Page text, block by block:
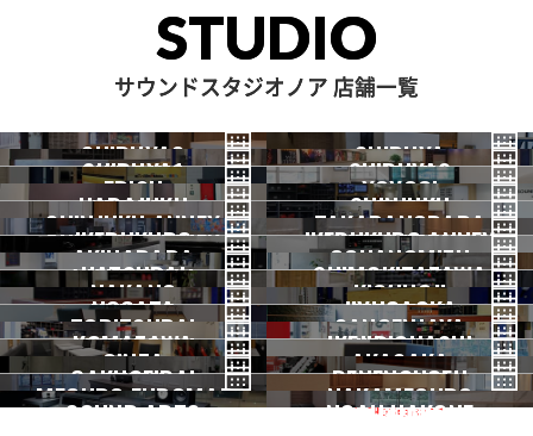
STUDIO
サウンドスタジオノア 店舗一覧
SHIBUYA3
渋谷3号
2026.07 OPEN
SHIBUYA
渋谷本店
SHIBUYA1
渋谷1号
SHIBUYA2
渋谷2号
EBISU
恵比寿
YOYOGI
代々木
HARAJUKU
原宿
SHINJUKU
新宿
SHINJUKU ANNEX
新宿ANNEX
TAKADANOBABA
高田馬場
IKEBUKURO
池袋
IKEBUKURO ANNEX
池袋ANNEX
AKIHABARA
秋葉原
OCHANOMIZU
御茶ノ水
HATSUDAI
初台
SHIMOKITAZAWA
下北沢
NAKANO
中野
KICHIJOJI
吉祥寺
NOGATA
野方
JIYUGAOKA
自由が丘
TORITSUDAI
都立大
SANGENJAYA
三軒茶屋
KOMAZAWA
駒沢
IKEJIRIOHASHI
池尻大橋
一時閉店中
GINZA
銀座
AKASAKA
赤坂
GAKUGEIDAI
学芸大
DENENCHOFU
田園調布
MEGURO FUDOMAE NAKAMEGURO
SOUND ARTS NOAH HAKONE